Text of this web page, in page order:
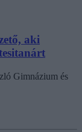
aki
Gimnázium és